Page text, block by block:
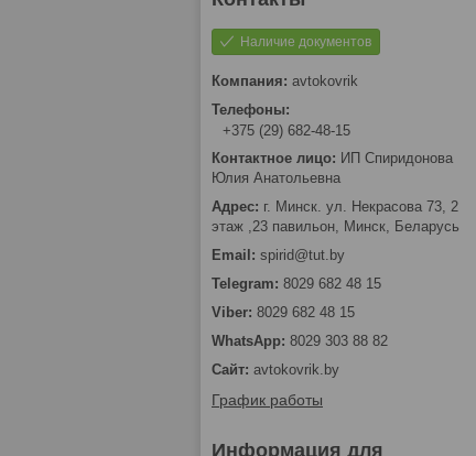
Наличие документов
avtokovrik
+375 (29) 682-48-15
ИП Спиридонова
Юлия Анатольевна
г. Минск. ул. Некрасова 73, 2
этаж ,23 павильон, Минск, Беларусь
spirid@tut.by
8029 682 48 15
8029 682 48 15
8029 303 88 82
avtokovrik.by
График работы
Информация для